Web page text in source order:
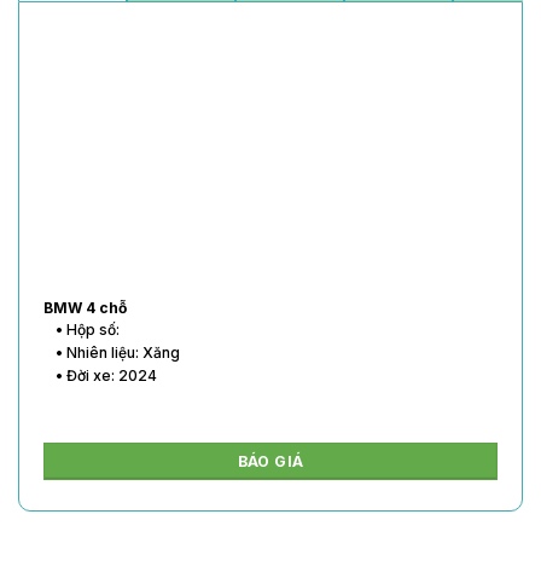
BMW 4 chỗ
• Hộp số:
• Nhiên liệu: Xăng
• Đời xe: 2024
BÁO GIÁ